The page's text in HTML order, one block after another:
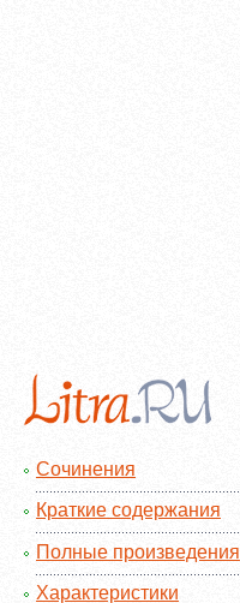
Сочинения
Краткие содержания
Полные произведения
Характеристики